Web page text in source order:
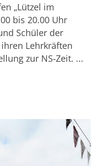
„Lützel im
bis 20.00 Uhr
Schüler der
Lehrkräften
zur NS-Zeit. ...